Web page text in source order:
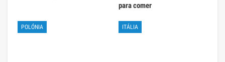
para comer
POLÓNIA ITÁLIA